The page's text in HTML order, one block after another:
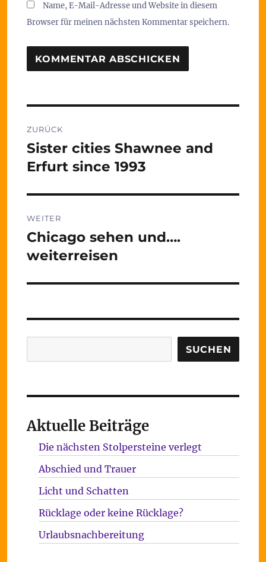
Name, E-Mail-Adresse und Website in diesem
Browser für meinen nächsten Kommentar speichern.
ZURÜCK
Vorheriger
Beitrag:
Sister cities Shawnee and
Erfurt since 1993
WEITER
Nächster
Beitrag:
Chicago sehen und….
weiterreisen
SUCHEN
Aktuelle Beiträge
Die nächsten Stolpersteine verlegt
Abschied und Trauer
Licht und Schatten
Rücklage oder keine Rücklage?
Urlaubsnachbereitung